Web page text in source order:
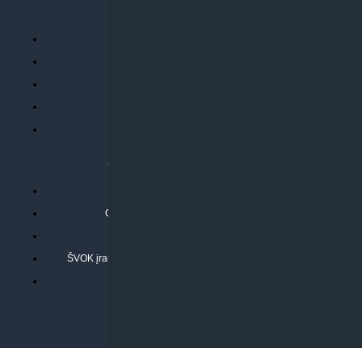
ATLIEKAMOS PASLAUGOS
Oras-vanduo šilumos siurblių montavimas
ŠVOK įrangos remontas, aptarnavimas ir techninė priežiūra